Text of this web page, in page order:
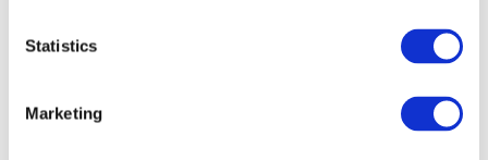
Statistics
Marketing